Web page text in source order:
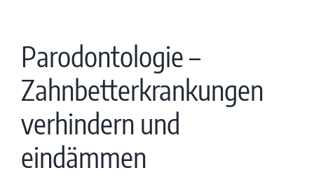
Parodontologie –
Zahnbetterkrankungen
verhindern und
eindämmen